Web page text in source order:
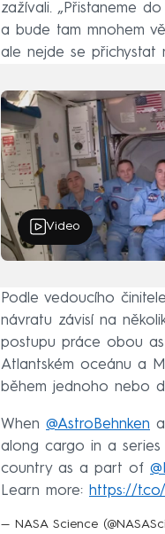
zažívali. „Přistaneme
a bude tam mnohem
ale nejde se přichystat
Video
Podle vedoucího
návratu závisí na
postupu práce obou
Atlantském oceánu a
během jednoho nebo
When @AstroBehnken
along cargo in a
country as a part of
Learn more: https://
— NASA Science